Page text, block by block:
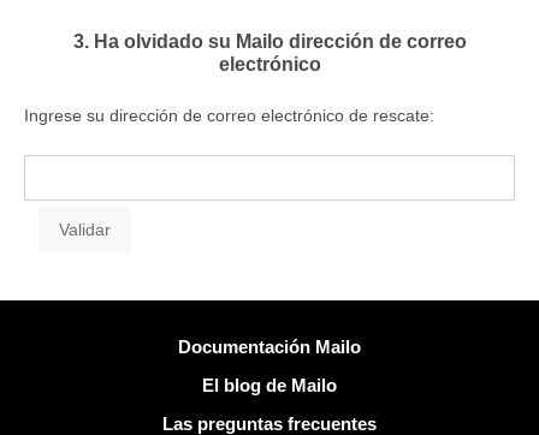
3. Ha olvidado su Mailo dirección de correo
electrónico
Ingrese su dirección de correo electrónico de rescate:
Documentación Mailo
El blog de Mailo
Las preguntas frecuentes